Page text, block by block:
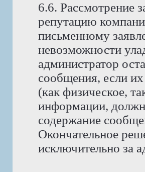
6.6. Рассмотрение
репутацию
письменному
невозможности
администратор
сообщения, если
(как физическое,
информации,
содержание
Окончательное
исключительно за